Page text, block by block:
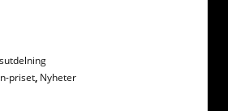
priset, Nyheter